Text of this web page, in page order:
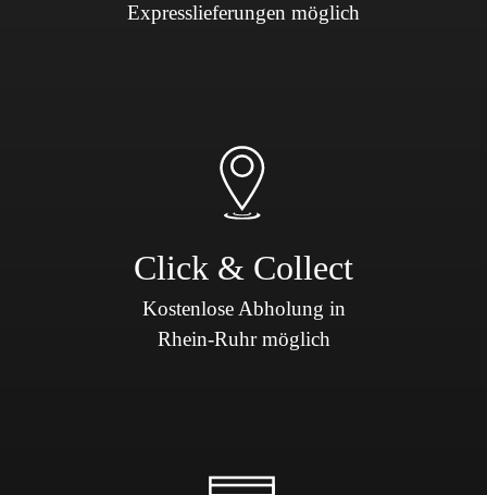
Expresslieferungen möglich
Click & Collect
Kostenlose Abholung in
Rhein-Ruhr möglich